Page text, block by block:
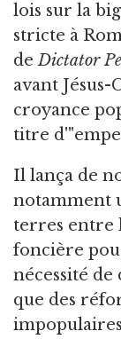
lois sur la
stricte à
deDictator
avant
croyance
titre
Il lança de
notamment
terres entre
foncière
nécessité de
que des